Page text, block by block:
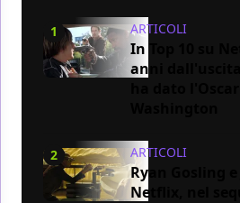
1 ARTICOLI
In Top 10 su
anni
2 ARTICOLI
Ryan Gosling e
Netflix, nel